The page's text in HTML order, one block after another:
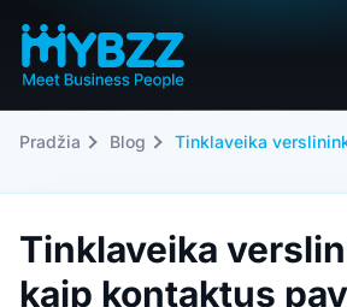
Pradžia Blog
Tinklaveika
kaip kontaktus